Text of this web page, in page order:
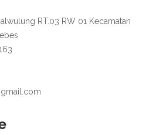
RT.03 RW 01 Kecamatan